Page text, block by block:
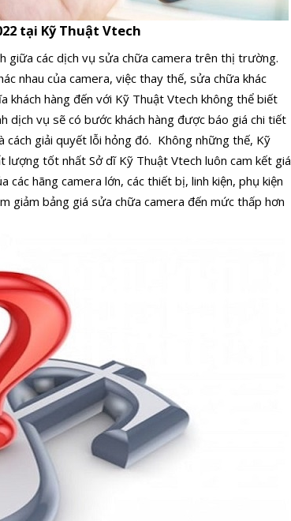
tại Kỹ Thuật Vtech
giữa các dịch vụ sửa chữa camera trên thị trường.
nhau của camera, việc thay thế, sửa chữa khác
khách hàng đến với Kỹ Thuật Vtech không thể biết
dịch vụ sẽ có bước khách hàng được báo giá chi tiết
giải quyết lỗi hỏng đó. Không những thế, Kỹ
lượng tốt nhất Sở dĩ Kỹ Thuật Vtech luôn cam kết giá
hãng camera lớn, các thiết bị, linh kiện, phụ kiện
giảm bảng giá sửa chữa camera đến mức thấp hơn